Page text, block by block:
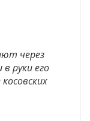
через
руки его